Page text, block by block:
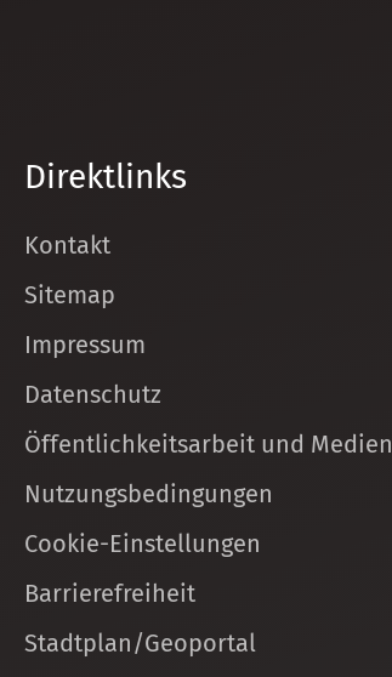
Direktlinks
Kontakt
Sitemap
Impressum
Datenschutz
Öffentlichkeitsarbeit und Medien
Nutzungsbedingungen
Cookie-Einstellungen
Barrierefreiheit
Stadtplan/Geoportal